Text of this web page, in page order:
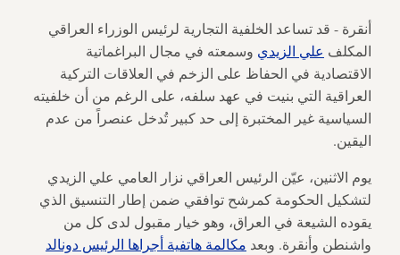
أنقرة - قد تساعد الخلفية التجارية لرئيس الوزراء العراقي
المكلف علي الزيدي وسمعته في مجال البراغماتية
الاقتصادية في الحفاظ على الزخم في العلاقات التركية
العراقية التي بنيت في عهد سلفه، على الرغم من أن خلفيته
السياسية غير المختبرة إلى حد كبير تُدخل عنصراً من عدم
اليقين.
يوم الاثنين، عيّن الرئيس العراقي نزار العامي علي الزيدي
لتشكيل الحكومة كمرشح توافقي ضمن إطار التنسيق الذي
يقوده الشيعة في العراق، وهو خيار مقبول لدى كل من
واشنطن وأنقرة. وبعد مكالمة هاتفية أجراها الرئيس دونالد